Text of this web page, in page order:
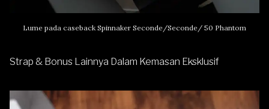
Lume pada caseback Spinnaker Seconde/Seconde/ 50 Phantom
Strap & Bonus Lainnya Dalam Kemasan Eksklusif